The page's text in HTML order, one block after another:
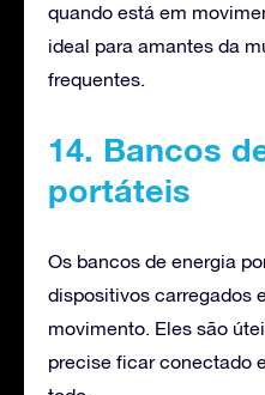
quando está em
ideal para amantes da
frequentes.
14. Bancos
portáteis
Os bancos de energia
dispositivos carregados
movimento. Eles são
precise ficar conectado